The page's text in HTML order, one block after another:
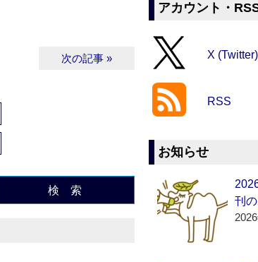
次の記事 »
検 索
アカウント・
X (Twitter)
RSS
お知らせ
刊